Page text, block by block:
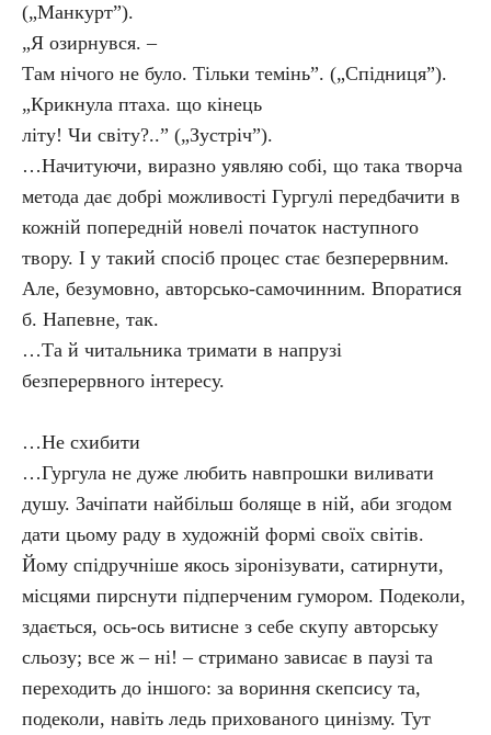
(„Манкурт”).
„Я озирнувся. –
Там нічого не було. Тільки темінь”. („Спідниця”).
„Крикнула птаха. що кінець
літу! Чи світу?..” („Зустріч”).
…Начитуючи, виразно уявляю собі, що така творча
метода дає добрі можливості Гургулі передбачити в
кожній попередній новелі початок наступного
твору. І у такий спосіб процес стає безперервним.
Але, безумовно, авторсько-самочинним. Впоратися
б. Напевне, так.
…Та й читальника тримати в напрузі
безперервного інтересу.
…Не схибити
…Гургула не дуже любить навпрошки виливати
душу. Зачіпати найбільш боляще в ній, аби згодом
дати цьому раду в художній формі своїх світів.
Йому спідручніше якось зіронізувати, сатирнути,
місцями пирснути підперченим гумором. Подеколи,
здається, ось-ось витисне з себе скупу авторську
сльозу; все ж – ні! – стримано зависає в паузі та
переходить до іншого: за вориння скепсису та,
подеколи, навіть ледь прихованого цинізму. Тут